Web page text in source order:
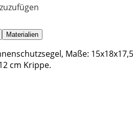
Materialien
Maße: 15x18x17,5
cm Krippe.